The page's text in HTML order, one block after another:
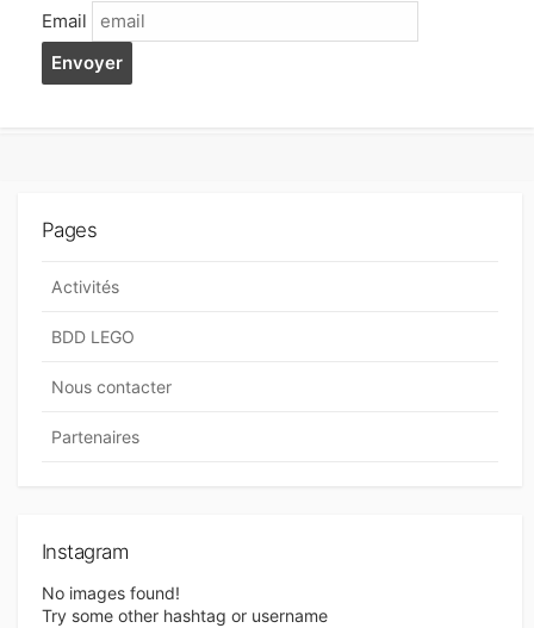
Email
Pages
Activités
BDD LEGO
Nous contacter
Partenaires
Instagram
No images found!
Try some other hashtag or username